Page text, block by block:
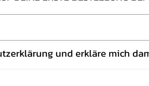
und erkläre mich